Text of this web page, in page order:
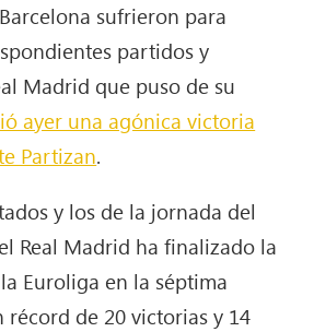
sufrieron para
partidos y
Madrid que puso de su
ayer una agónica victoria
Partizan.
y los de la jornada del
Real Madrid ha finalizado la
Euroliga en la séptima
de 20 victorias y 14